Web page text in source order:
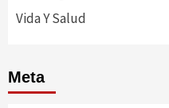
Vida Y Salud
Meta